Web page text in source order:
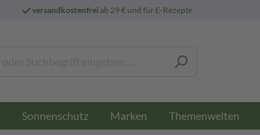
versandkostenfreiab 29 € und für E-Rezepte
Sonnenschutz Marken Themenwelten